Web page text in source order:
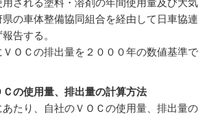
用される塗料・溶剤の年間使用量及び大気
の車体整備協同組合を経由して日車協連
告する。
ＶＯＣの排出量を２０００年の数値基準で
の使用量、排出量の計算方法
あたり、自社のＶＯＣの使用量、排出量の